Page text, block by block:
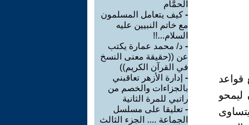
قواعد
ليمحو
الحمَّام
-كيف يتعامل المسلمون
مع خاتم النبيين عليه
السلام...!!
- د/ محمد عمارة يكتب
عن ((حقيقة معنى النسخ
في القرآن الكريم))
- إدارة الأزهر تعاقبني
بالجزاءات والخصم من
راتبي للمرة الثانية
- تعليقا على مسلسل
الجماعة .... الجزء الثالث